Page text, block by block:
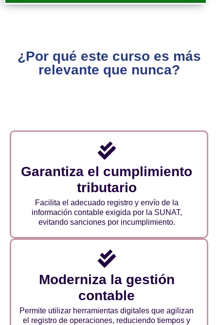
¿Por qué este curso es más
relevante que nunca?
Garantiza el cumplimiento
tributario
Facilita el adecuado registro y envío de la
información contable exigida por la SUNAT,
evitando sanciones por incumplimiento.
Moderniza la gestión
contable
Permite utilizar herramientas digitales que agilizan
el registro de operaciones, reduciendo tiempos y